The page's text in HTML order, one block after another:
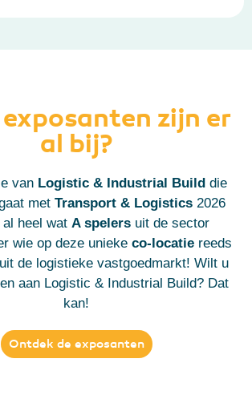
zijn er
al bij?
van Logistic & Industrial Builddie
met Transport & Logistics2026
heel wat A spelersuit de sector
wie op deze unieke co-locatie reeds
de logistieke vastgoedmarkt! Wilt u
aan Logistic & Industrial Build? Dat
kan!
Ontdek de exposanten